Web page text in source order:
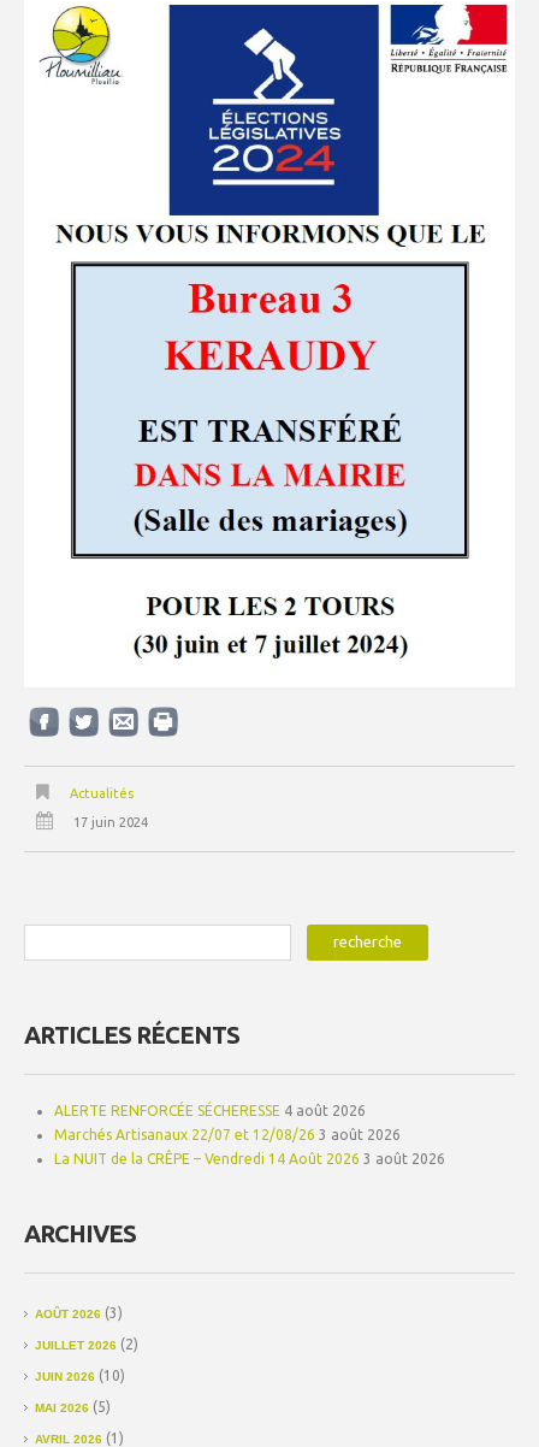
Actualités
17 juin 2024
ARTICLES RÉCENTS
ALERTE RENFORCÉE SÉCHERESSE 4 août 2026
Marchés Artisanaux 22/07 et 12/08/26 3 août 2026
La NUIT de la CRÊPE – Vendredi 14 Août 2026 3 août 2026
ARCHIVES
AOÛT 2026 (3)
JUILLET 2026 (2)
JUIN 2026 (10)
MAI 2026 (5)
AVRIL 2026 (1)